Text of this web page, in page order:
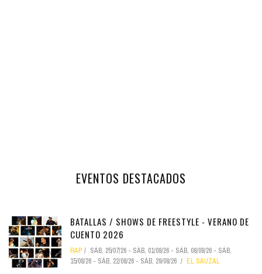
EVENTOS DESTACADOS
BATALLAS / SHOWS DE FREESTYLE - VERANO DE
CUENTO 2026
RAP SÁB, 25/07/26 - SÁB, 01/08/26 - SÁB, 08/08/26 - SÁB,
15/08/26 - SÁB, 22/08/26 - SÁB, 29/08/26 EL SAUZAL